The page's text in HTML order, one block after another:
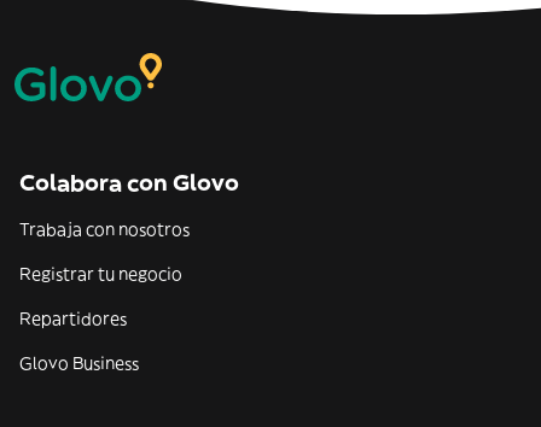
Colabora con Glovo
Trabaja con nosotros
Registrar tu negocio
Repartidores
Glovo Business